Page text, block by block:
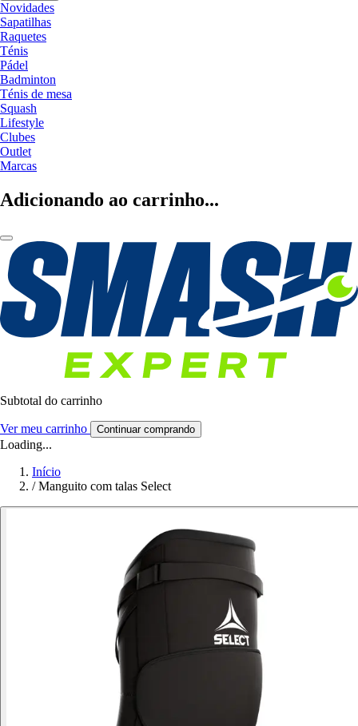
Novidades
Sapatilhas
Raquetes
Ténis
Pádel
Badminton
Ténis de mesa
Squash
Lifestyle
Clubes
Outlet
Marcas
Adicionando ao carrinho...
Subtotal do carrinho
Ver meu carrinho Continuar comprando
Loading...
Início
/ Manguito com talas Select